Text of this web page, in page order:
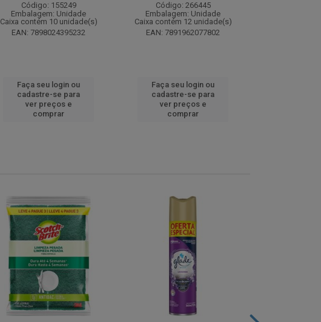
Código: 155249
Embalagem: Unidade
Caixa contém 10 unidade(s)
EAN: 7898024395232
Faça seu login ou
cadastre-se para
ver preços e
comprar
Código: 266445
Embalagem: Unidade
Caixa contém 12 unidade(s)
EAN: 7891962077802
Faça seu login ou
cadastre-se para
ver preços e
comprar